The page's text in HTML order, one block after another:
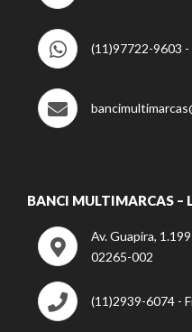
(11)97722-9603 -
BANCI MULTIMARCAS –
Av. Guapira,
02265-002
(11)2939-6074 -